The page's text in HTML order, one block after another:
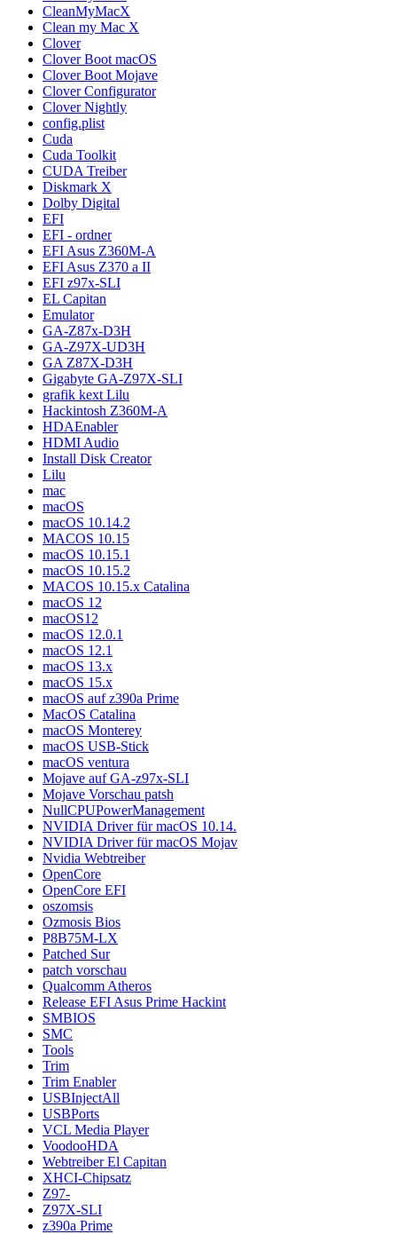
CleanMyMacX
Clean my Mac X
Clover
Clover Boot macOS
Clover Boot Mojave
Clover Configurator
Clover Nightly
config.plist
Cuda
Cuda Toolkit
CUDA Treiber
Diskmark X
Dolby Digital
EFI
EFI - ordner
EFI Asus Z360M-A
EFI Asus Z370 a II
EFI z97x-SLI
EL Capitan
Emulator
GA-Z87x-D3H
GA-Z97X-UD3H
GA Z87X-D3H
Gigabyte GA-Z97X-SLI
grafik kext Lilu
Hackintosh Z360M-A
HDAEnabler
HDMI Audio
Install Disk Creator
Lilu
mac
macOS
macOS 10.14.2
MACOS 10.15
macOS 10.15.1
macOS 10.15.2
MACOS 10.15.x Catalina
macOS 12
macOS12
macOS 12.0.1
macOS 12.1
macOS 13.x
macOS 15.x
macOS auf z390a Prime
MacOS Catalina
macOS Monterey
macOS USB-Stick
macOS ventura
Mojave auf GA-z97x-SLI
Mojave Vorschau patsh
NullCPUPowerManagement
NVIDIA Driver für macOS 10.14.
NVIDIA Driver für macOS Mojav
Nvidia Webtreiber
OpenCore
OpenCore EFI
oszomsis
Ozmosis Bios
P8B75M-LX
Patched Sur
patch vorschau
Qualcomm Atheros
Release EFI Asus Prime Hackint
SMBIOS
SMC
Tools
Trim
Trim Enabler
USBInjectAll
USBPorts
VCL Media Player
VoodooHDA
Webtreiber El Capitan
XHCI-Chipsatz
Z97-
Z97X-SLI
z390a Prime